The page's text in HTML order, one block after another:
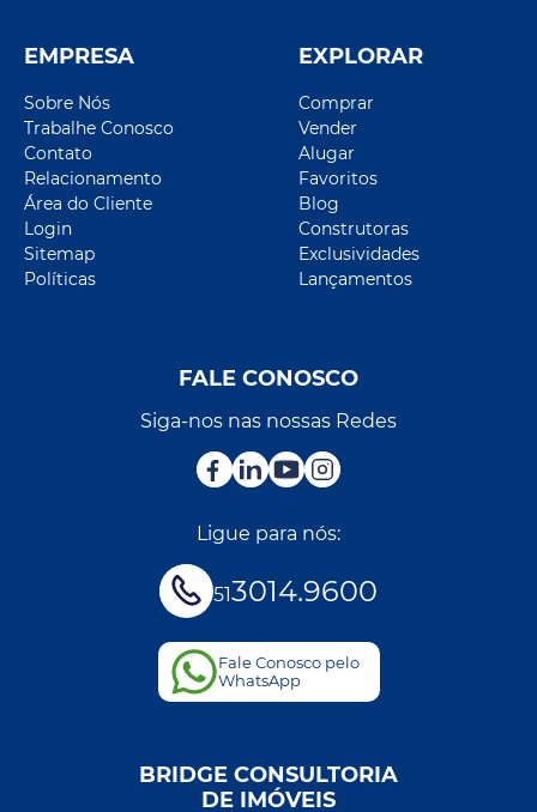
EMPRESA
Sobre Nós
Trabalhe Conosco
Contato
Relacionamento
Área do Cliente
Login
Sitemap
Políticas
EXPLORAR
Comprar
Vender
Alugar
Favoritos
Blog
Construtoras
Exclusividades
Lançamentos
FALE CONOSCO
Siga-nos nas nossas Redes
Ligue para nós:
513014.9600
Fale Conosco pelo
WhatsApp
BRIDGE CONSULTORIA
DE IMÓVEIS